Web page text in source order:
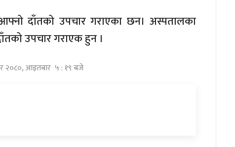
दाँतको उपचार गराएका छन। अस्पतालका
उपचार गराएक हुन ।
२०८०, आइतबार ५ : १९ बजे